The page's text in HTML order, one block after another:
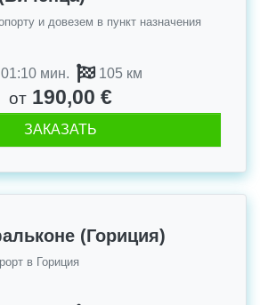
и довезем в пункт назначения
01:10 мин. 105 км
от 190,00 €
ЗАКАЗАТЬ
(Гориция)
в Гориция